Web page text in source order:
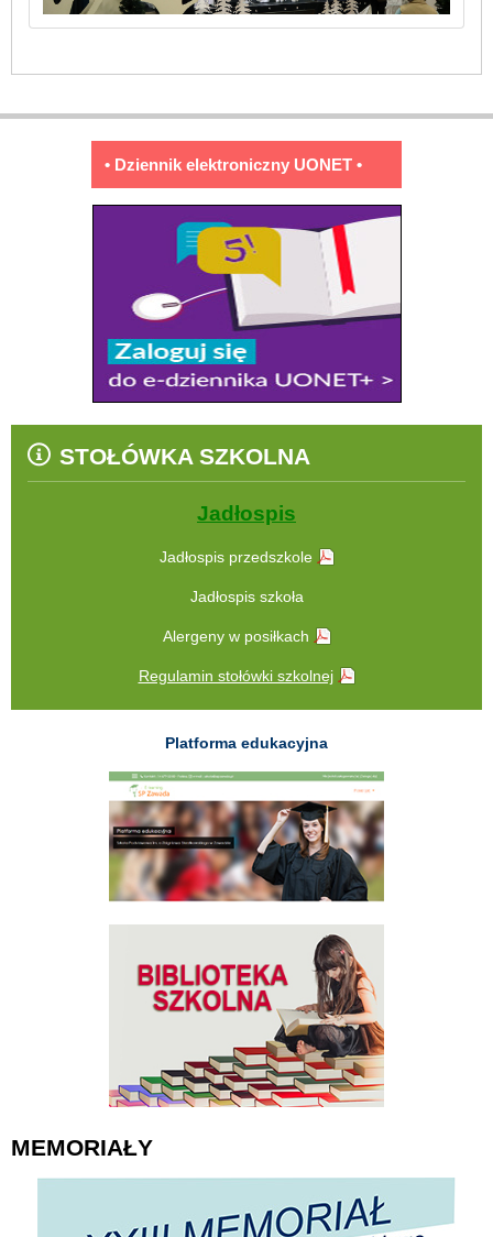
• Dziennik elektroniczny UONET •
STOŁÓWKA SZKOLNA
Jadłospis
Jadłospis przedszkole
Jadłospis szkoła
Alergeny w posiłkach
Regulamin stołówki szkolnej
Platforma edukacyjna
MEMORIAŁY